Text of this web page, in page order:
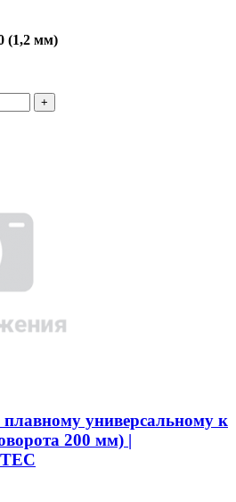
(1,2 мм)
универсальному к
200 мм) |